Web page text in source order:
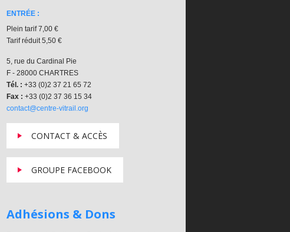
ENTRÉE :
Plein tarif 7,00 €
Tarif réduit 5,50 €
5, rue du Cardinal Pie
F - 28000 CHARTRES
Tél. : +33 (0)2 37 21 65 72
Fax : +33 (0)2 37 36 15 34
contact@centre-vitrail.org
CONTACT & ACCÈS
GROUPE FACEBOOK
Adhésions & Dons